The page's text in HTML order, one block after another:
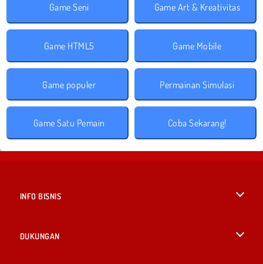
Game Seni Game Art & Kreativitas
Game HTML5 Game Mobile
Game populer Permainan Simulasi
Game Satu Pemain Coba Sekarang!
INFO BISNIS
DUKUNGAN